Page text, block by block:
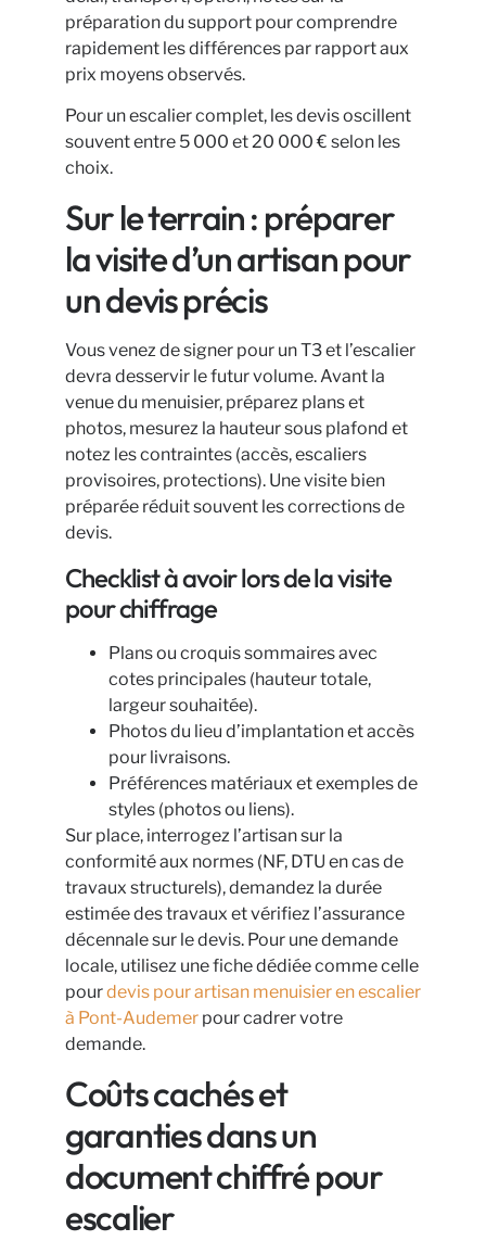
préparation du support pour comprendre
rapidement les différences par rapport aux
prix moyens observés.
Pour un escalier complet, les devis oscillent
souvent entre 5 000 et 20 000 € selon les
choix.
Sur le terrain : préparer
la visite d’un artisan pour
un devis précis
Vous venez de signer pour un T3 et l’escalier
devra desservir le futur volume. Avant la
venue du menuisier, préparez plans et
photos, mesurez la hauteur sous plafond et
notez les contraintes (accès, escaliers
provisoires, protections). Une visite bien
préparée réduit souvent les corrections de
devis.
Checklist à avoir lors de la visite
pour chiffrage
Plans ou croquis sommaires avec
cotes principales (hauteur totale,
largeur souhaitée).
Photos du lieu d’implantation et accès
pour livraisons.
Préférences matériaux et exemples de
styles (photos ou liens).
Sur place, interrogez l’artisan sur la
conformité aux normes (NF, DTU en cas de
travaux structurels), demandez la durée
estimée des travaux et vérifiez l’assurance
décennale sur le devis. Pour une demande
locale, utilisez une fiche dédiée comme celle
pourdevis pour artisan menuisier en escalier
à Pont-Audemer pour cadrer votre
demande.
Coûts cachés et
garanties dans un
document chiffré pour
escalier